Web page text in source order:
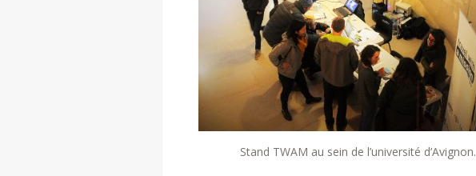
Stand TWAM au sein de l’université d’Avignon.